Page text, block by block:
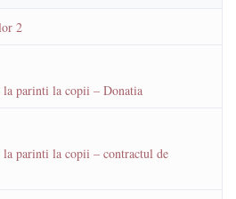
2
parinti la copii – Donatia
parinti la copii – contractul de